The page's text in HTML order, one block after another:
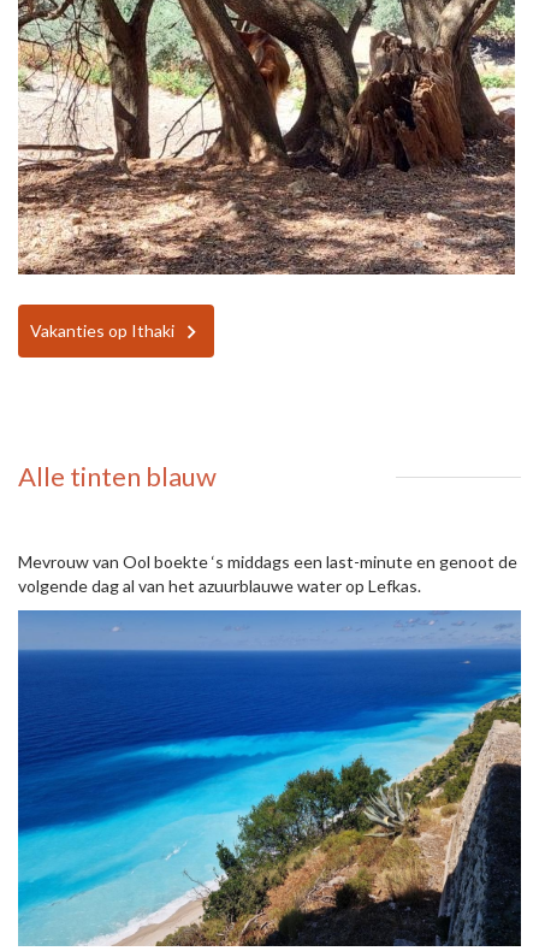
Vakanties op Ithaki
Alle tinten blauw
Mevrouw van Ool boekte ‘s middags een last-minute en genoot de
volgende dag al van het azuurblauwe water op Lefkas.